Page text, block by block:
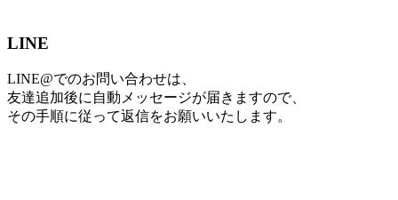
LINE
LINE@でのお問い合わせは、
友達追加後に自動メッセージが届きますので、
その手順に従って返信をお願いいたします。